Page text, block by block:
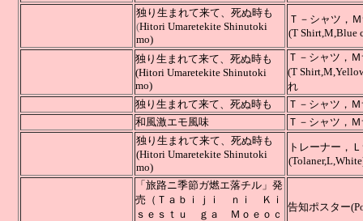
独り生まれて来て、死ぬ時も
(Hitori Umaretekite Shinutoki
mo)
Ｔ－シャツ，
(T Shirt,M,Blue
独り生まれて来て、死ぬ時も
(Hitori Umaretekite Shinutoki
mo)
Ｔ－シャツ，
(T
れ
独り生まれて来て、死ぬ時も
Ｔ－シャツ，
和風激エモ風味
Ｔ－シャツ，
独り生まれて来て、死ぬ時も
(Hitori Umaretekite Shinutoki
mo)
トレーナー，
「旅路ニ季節ガ燃エ落チル」発
売 （Ｔａｂｉｊｉ ｎｉ Ｋｉ
ｓｅｓｔｕ ｇａ Ｍｏｅｏｃ
告知ポスター